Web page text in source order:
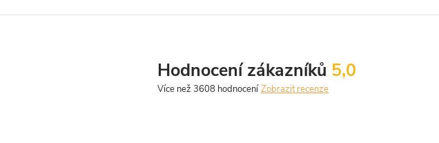
5,0
Hodnocení zákazníků
Zobrazit recenze